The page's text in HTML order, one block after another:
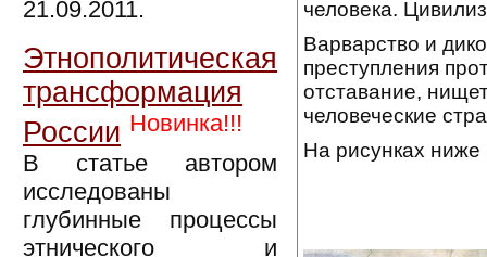
21.09.2011.
Этнополитическая
трансформация
России Новинка!!!
В статье автором
исследованы
глубинные процессы
этнического и
человека.
Варварство и
преступления
отставание,
человеческие
На рисунках ниже